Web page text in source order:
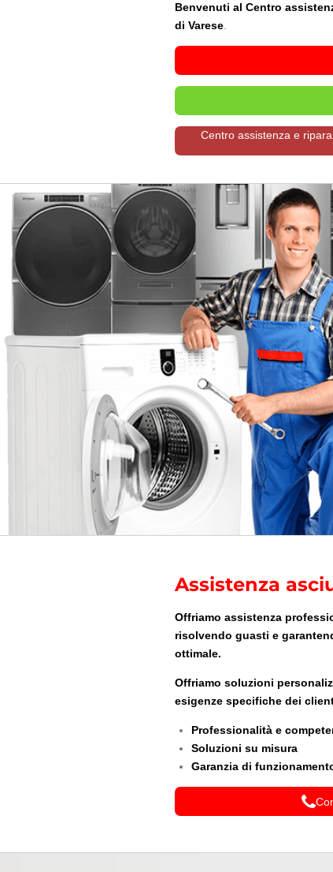
Benvenuti al Centro
di Varese
Centro assistenza e
Assistenza
Offriamo assistenza
risolvendo guasti e
ottimale.
Offriamo soluzioni
esigenze specifiche dei
Professionalità e
Soluzioni su misura
Garanzia di